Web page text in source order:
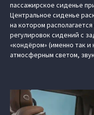
пассажирское сиденье
Центральное сиденье
на котором
регулировок сидений с
«кондёром» (именно так
атмосферным светом,